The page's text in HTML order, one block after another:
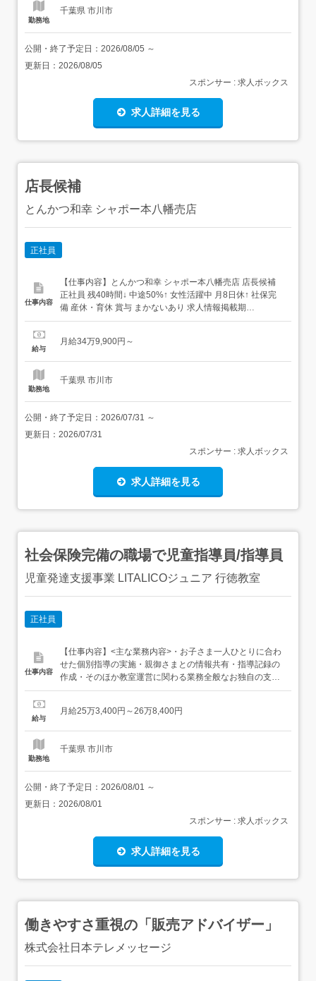
勤務地
千葉県 市川市
公開・終了予定日： 2026/08/05 ～
更新日： 2026/08/05
スポンサー : 求人ボックス
求人詳細を見る
店長候補
とんかつ和幸 シャポー本八幡売店
正社員
仕事内容
【仕事内容】とんかつ和幸 シャポー本八幡売店 店長候補
正社員 残40時間↓ 中途50%↑ 女性活躍中 月8日休↑ 社保完
備 産休・育休 賞与 まかないあり 求人情報掲載期
間:2026/07/02～2026/08/06 求人情報 店舗の特徴 年収800
2-17-1 シャポー本八幡ショッピングモール1F ...
給与
月給34万9,900円～
勤務地
千葉県 市川市
公開・終了予定日： 2026/07/31 ～
更新日： 2026/07/31
スポンサー : 求人ボックス
求人詳細を見る
社会保険完備の職場で児童指導員/指導員
児童発達支援事業 LITALICOジュニア 行徳教室
正社員
仕事内容
【仕事内容】<主な業務内容>・お子さま一人ひとりに合わ
せた個別指導の実施・親御さまとの情報共有・指導記録の
作成・そのほか教室運営に関わる業務全般なお独自の支援
記録システムを導入しており、手作業での記録業務に苦労
の流れ>9:30 出勤教室内を掃除したり、朝会で今日の授業
給与
月給25万3,400円～26万8,400円
勤務地
千葉県 市川市
公開・終了予定日： 2026/08/01 ～
更新日： 2026/08/01
スポンサー : 求人ボックス
求人詳細を見る
働きやすさ重視の「販売アドバイザー」
株式会社日本テレメッセージ